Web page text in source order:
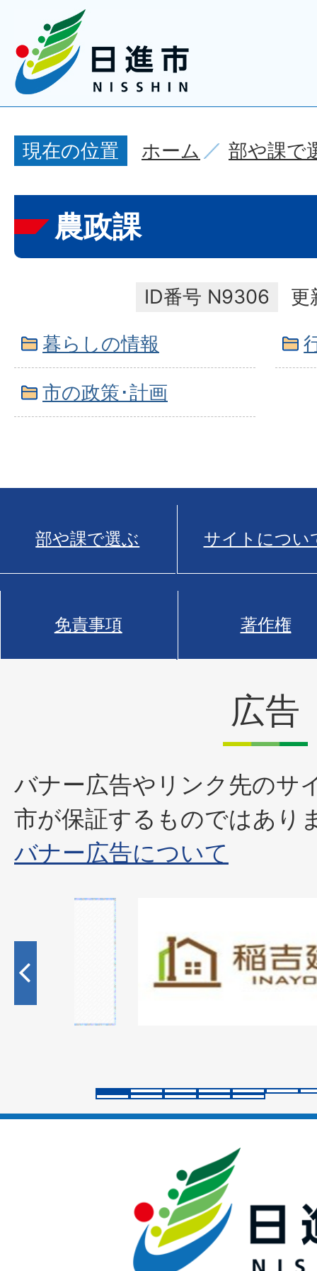
現在の位置 ホーム 部や課で
農政課
ID番号 N9306
更
暮らしの情報
市の政策･計画
部や課で選ぶ サイトについ
免責事項 著作権
広告
バナー広告やリンク先のサ
市が保証するものではあり
バナー広告について
枚
目
ラ
イ